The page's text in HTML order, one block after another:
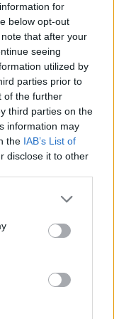
for
below opt-out
that after your
seeing
utilized by
parties prior to
of the further
third parties on the
information may
the IAB’s List of
disclose it to other
or more Google
You may click to
party tags to
in below Google
δεξαμενές που
άδειασαν
η φωτιά